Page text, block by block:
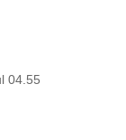
04.55